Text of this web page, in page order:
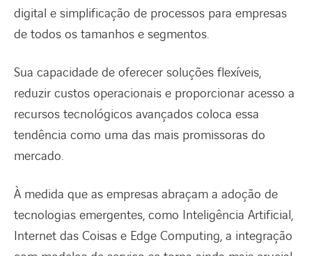
digital e simplificação de processos para empresas
de todos os tamanhos e segmentos.
Sua capacidade de oferecer soluções flexíveis,
reduzir custos operacionais e proporcionar acesso a
recursos tecnológicos avançados coloca essa
tendência como uma das mais promissoras do
mercado.
À medida que as empresas abraçam a adoção de
tecnologias emergentes, como Inteligência Artificial,
Internet das Coisas e Edge Computing, a integração